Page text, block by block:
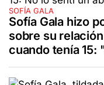
SOFÍA GALA
Sofía Gala hizo
sobre su
cuando tenía 15: